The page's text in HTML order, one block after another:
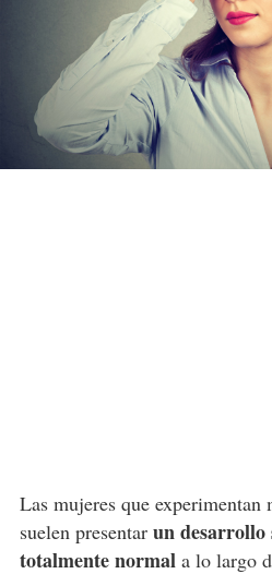
Las mujeres que experimentan
suelen presentar un desarrollo
totalmente normal a lo largo